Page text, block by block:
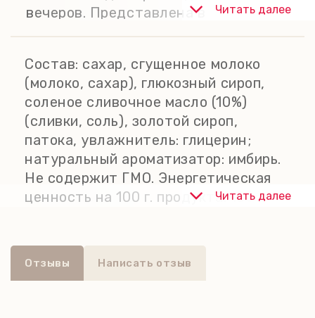
вечеров. Представлена в
вдохновленной тихим волшебством
Рождественского сочельника, с
клипсой для герметичного хранения
продукта.
Читать далее
Состав: сахар, сгущенное молоко
(молоко, сахар), глюкозный сироп,
соленое сливочное масло (10%)
(сливки, соль), золотой сироп,
патока, увлажнитель: глицерин;
натуральный ароматизатор: имбирь.
Не содержит ГМО. Энергетическая
ценность на 100 г. продукта: 1806
насыщенные жирные кислоты - 7,3 г;
Читать далее
Отзывы Написать отзыв